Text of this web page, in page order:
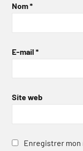
Nom*
E-mail *
Site web
Enregistrer mon